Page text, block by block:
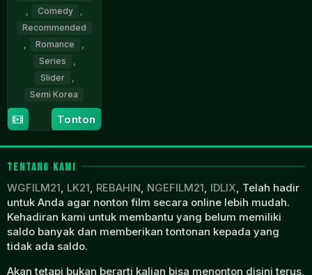
Comedy
Recommended
Romance
Series
Slider
Semi Korea
21
Feb
2025
Im
Young
Bin
Tonton
TENTANG KAMI
WGFILM21, LK21, REBAHIN, NGEFILM21, IDLIX, Telah hadir
untuk Anda agar nonton film secara online lebih mudah.
Kehadiran kami untuk membantu yang belum memiliki
saldo banyak dan memberikan tontonan kepada yang
tidak ada saldo.
Akan tetapi bukan berarti kalian bisa menonton disini terus,